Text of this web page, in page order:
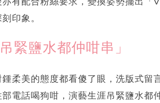
印象。
緊鹽水都仲咁串」
柔美的態度都看傻了眼，洗版式留
電話喝狗咁，演藝生涯吊緊鹽水都